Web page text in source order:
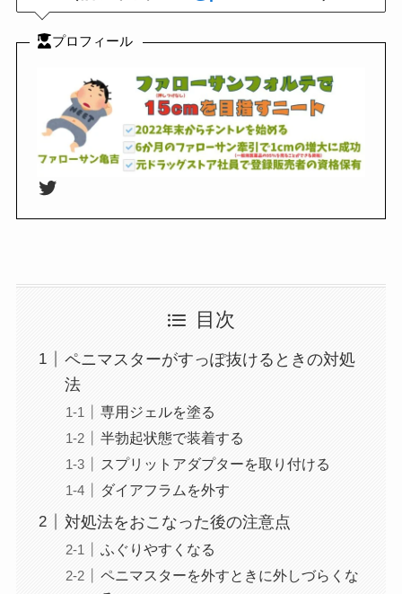
プロフィール
Twitter
目次
ペニマスターがすっぽ抜けるときの対処
法
専用ジェルを塗る
半勃起状態で装着する
スプリットアダプターを取り付ける
ダイアフラムを外す
対処法をおこなった後の注意点
ふぐりやすくなる
ペニマスターを外すときに外しづらくな